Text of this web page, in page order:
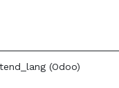
(Odoo)